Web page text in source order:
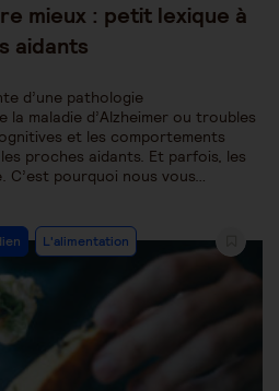
mieux : petit lexique à
aidants
d’une pathologie
maladie d’Alzheimer ou troubles
et les comportements
proches aidants. Et parfois, les
pourquoi nous vous…
L'alimentation